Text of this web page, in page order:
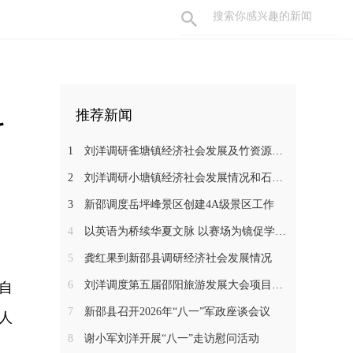
推荐新闻
1 刘洋调研雀塘镇经济社会发展及竹资源综合循环利用项目推进工作
2 刘洋调研小塘镇经济社会发展情况和石马江流域农文旅项目
3 新邵调度岳坪峰景区创建4A级景区工作
4 以英语为桥续华夏文脉 以赛场为镜促学子成长——新邵一中学子在省级 “用英语讲中国故事”大赛中斩获佳绩
5 龚红果到新邵县调研经济社会发展情况
6 刘洋调度第五届邵阳旅游发展大会项目建设工作
7 新邵县召开2026年“八一”军政座谈会议
8 谢小军刘洋开展“八一”走访慰问活动